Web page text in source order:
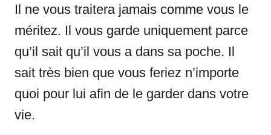
Il ne vous traitera jamais comme vous le
méritez. Il vous garde uniquement parce
qu’il sait qu’il vous a dans sa poche. Il
sait très bien que vous feriez n’importe
quoi pour lui afin de le garder dans votre
vie.